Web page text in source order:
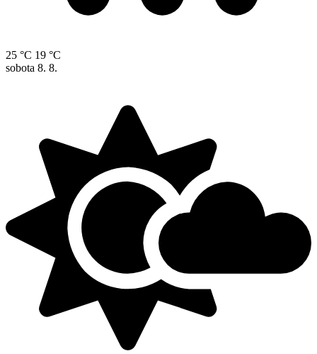
25 °C 19 °C
sobota 8. 8.